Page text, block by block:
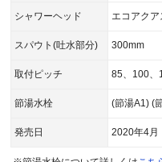
シャワーヘッド エコアク
スパウト(吐水部分) 300mm
取付ピッチ 85、100、
節湯水栓 (節湯A1) (
発売日 2020年4月